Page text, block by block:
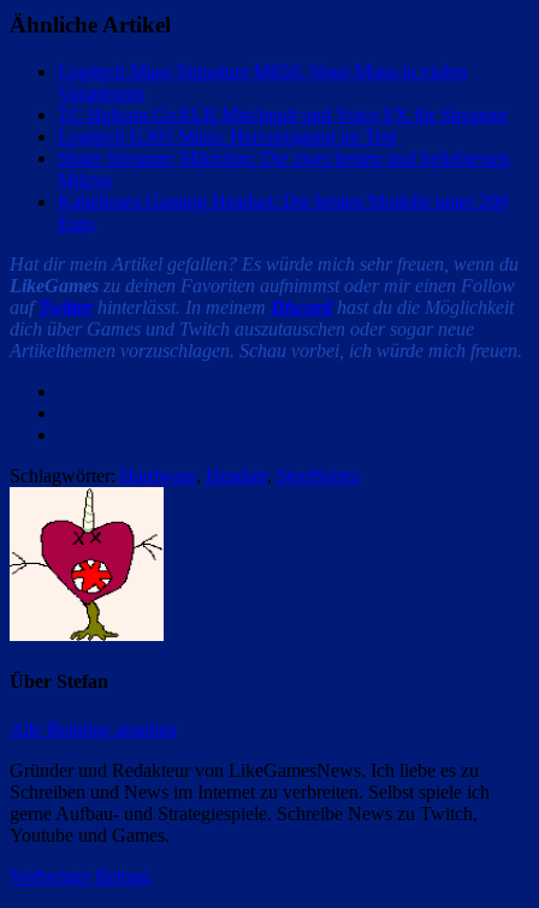
Ähnliche Artikel
Logitech Maus Signature M650: Neue Maus in vielen
Variationen
TC Helicon GoXLR Mischpult und Voice FX für Streamer
Logitech G305 Maus: Hervorragend im Test
Shure Streamer Mikrofon: Die zwei besten und beliebtesten
Mikros
Kabelloses Gaming Headset: Die besten Modelle unter 200
Euro
Hat dir mein Artikel gefallen? Es würde mich sehr freuen, wenn du
LikeGames zu deinen Favoriten aufnimmst oder mir einen Follow
aufTwitter hinterlässt. In meinem Discord hast du die Möglichkeit
dich über Games und Twitch auszutauschen oder sogar neue
Artikelthemen vorzuschlagen. Schau vorbei, ich würde mich freuen.
Schlagwörter: Hardware, Headset, SteelSeries
Über Stefan
Alle Beiträge ansehen
Gründer und Redakteur von LikeGamesNews. Ich liebe es zu
Schreiben und News im Internet zu verbreiten. Selbst spiele ich
gerne Aufbau- und Strategiespiele. Schreibe News zu Twitch,
Youtube und Games.
Beitragsnavigation
Vorheriger Beitrag